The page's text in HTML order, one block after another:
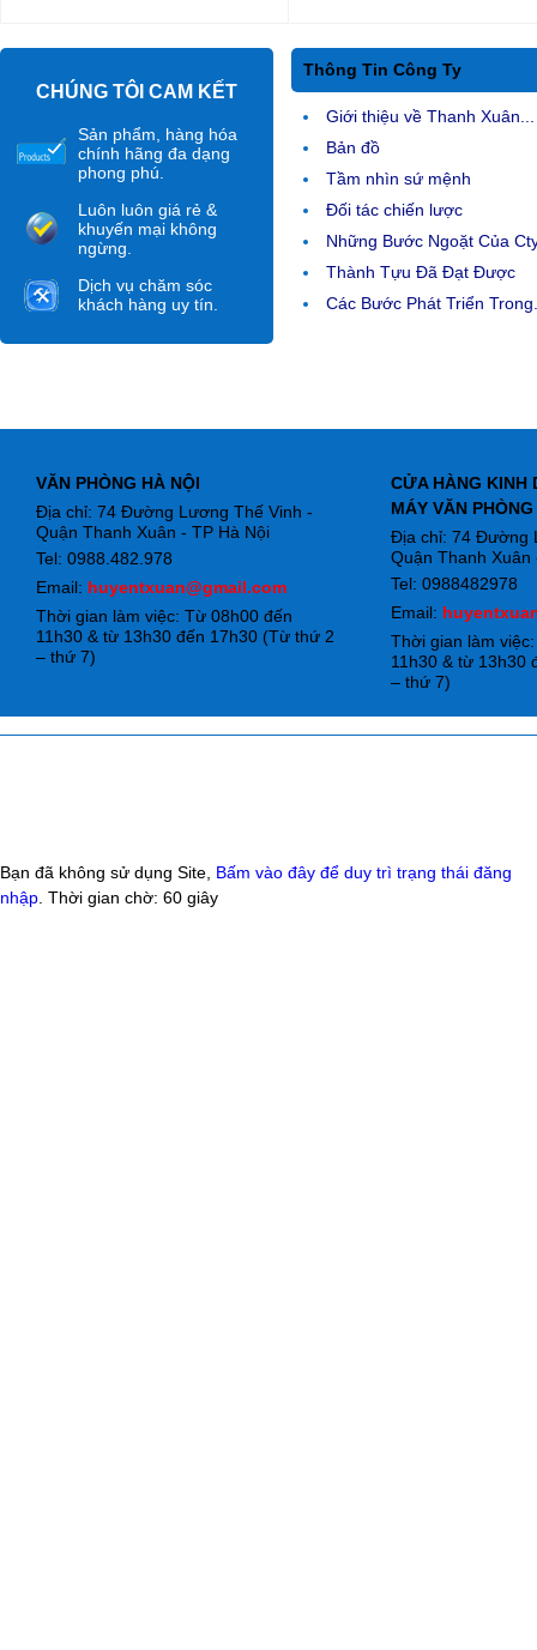
CHÚNG TÔI CAM KẾT
Sản phẩm, hàng hóa
chính hãng đa dạng
phong phú.
Luôn luôn giá rẻ &
khuyến mại không
ngừng.
Dịch vụ chăm sóc
khách hàng uy tín.
Thông Tin Công Ty
Giới thiệu về Thanh Xuân...
Bản đồ
Tầm nhìn sứ mệnh
Đối tác chiến lược
Những Bước Ngoặt Của
Thành Tựu Đã Đạt Được
Các Bước Phát Triển
VĂN PHÒNG HÀ NỘI
Địa chỉ: 74 Đường Lương Thế Vinh -
Quận Thanh Xuân - TP Hà Nội
Tel: 0988.482.978
Email: huyentxuan@gmail.com
Thời gian làm việc: Từ 08h00 đến
11h30 & từ 13h30 đến 17h30 (Từ thứ 2
– thứ 7)
CỬA HÀNG KINH
MÁY VĂN PHÒNG
Địa chỉ: 74 Đường
Quận Thanh Xuân
Tel: 0988482978
Email:
Thời gian làm
11h30 & từ 13h30
– thứ 7)
Bạn đã không sử dụng Site, Bấm vào đây để duy trì trạng thái đăng
nhập . Thời gian chờ: 60 giây